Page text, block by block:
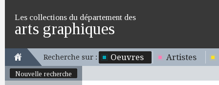
Les collections du département des
arts graphiques
Recherche sur : Oeuvres Artistes
Nouvelle recherche